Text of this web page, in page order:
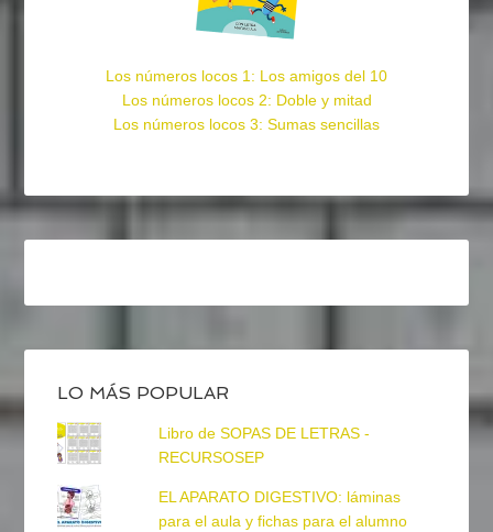
Los números locos 1: Los amigos del 10
Los números locos 2: Doble y mitad
Los números locos 3: Sumas sencillas
LO MÁS POPULAR
Libro de SOPAS DE LETRAS -
RECURSOSEP
EL APARATO DIGESTIVO: láminas
para el aula y fichas para el alumno